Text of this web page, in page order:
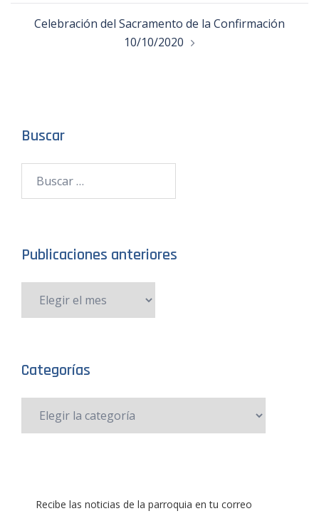
Celebración del Sacramento de la Confirmación
10/10/2020
Buscar
Publicaciones anteriores
Categorías
Recibe las noticias de la parroquia en tu correo